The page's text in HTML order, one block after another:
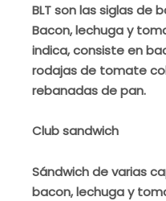
BLT son las siglas de
Bacon, lechuga y
indica, consiste en
rodajas de tomate
rebanadas de pan.
Club sandwich
Sándwich de varias
bacon, lechuga y